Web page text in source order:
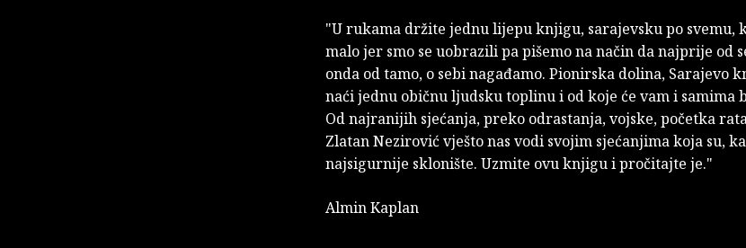
"U rukama držite jednu lijepu knjigu, sarajevsku po svemu,
malo jer smo se uobrazili pa pišemo na način da najprije od
onda od tamo, o sebi nagađamo. Pionirska dolina, Sarajevo
naći jednu običnu ljudsku toplinu i od koje će vam i samima
Od najranijih sjećanja, preko odrastanja, vojske, početka
Zlatan Nezirović vješto nas vodi svojim sjećanjima koja su,
najsigurnije sklonište. Uzmite ovu knjigu i pročitajte je."
Almin Kaplan